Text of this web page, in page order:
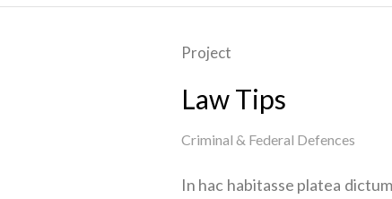
Project
Law Tips
Criminal & Federal Defences
In hac habitasse platea